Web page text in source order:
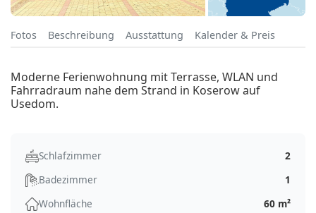
Fotos Beschreibung Ausstattung Kalender & Preis
Moderne Ferienwohnung mit Terrasse, WLAN und
Fahrradraum nahe dem Strand in Koserow auf
Usedom.
Schlafzimmer
2
Badezimmer
1
Wohnfläche
60 m²